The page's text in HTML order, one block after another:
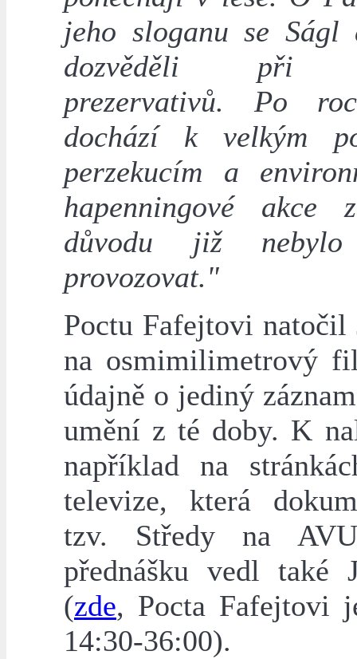
jeho sloganu se Ságl
dozvěděli při
prezervativů. Po
dochází k velkým
perzekucím a
hapenningové akce
důvodu již nebylo
provozovat."
Poctu Fafejtovi natočil
na osmimilimetrový
údajně o jediný
umění z té doby. K
například na
televize, která
tzv. Středy na
přednášku vedl také
(zde, Pocta Fafejtovi
14:30-36:00).